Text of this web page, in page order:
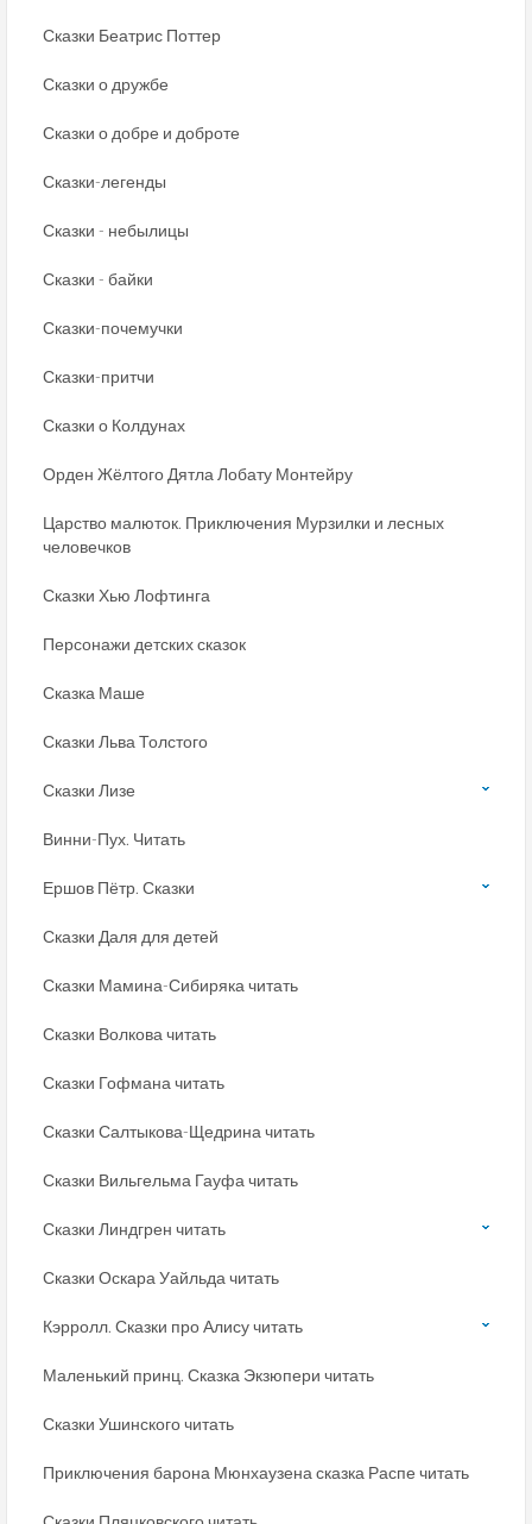
Сказки Беатрис Поттер
Сказки о дружбе
Сказки о добре и доброте
Сказки-легенды
Сказки - небылицы
Сказки - байки
Сказки-почемучки
Сказки-притчи
Сказки о Колдунах
Орден Жёлтого Дятла Лобату Монтейру
Царство малюток. Приключения Мурзилки и лесных
человечков
Сказки Хью Лофтинга
Персонажи детских сказок
Сказка Маше
Сказки Льва Толстого
Сказки Лизе
Винни-Пух. Читать
Ершов Пётр. Сказки
Сказки Даля для детей
Сказки Мамина-Сибиряка читать
Сказки Волкова читать
Сказки Гофмана читать
Сказки Салтыкова-Щедрина читать
Сказки Вильгельма Гауфа читать
Сказки Линдгрен читать
Сказки Оскара Уайльда читать
Кэрролл. Сказки про Алису читать
Маленький принц. Сказка Экзюпери читать
Сказки Ушинского читать
Приключения барона Мюнхаузена сказка Распе читать